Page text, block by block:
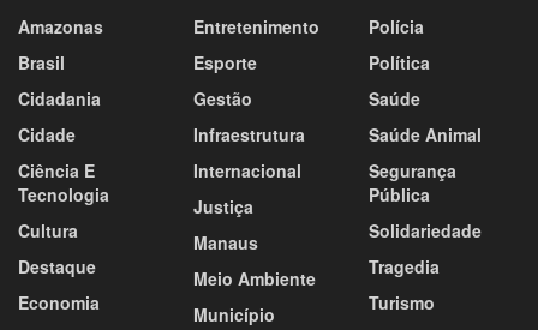
Amazonas
Brasil
Cidadania
Cidade
Ciência E
Tecnologia
Cultura
Destaque
Economia
Entretenimento
Esporte
Gestão
Infraestrutura
Internacional
Justiça
Manaus
Meio Ambiente
Município
Polícia
Política
Saúde
Saúde Animal
Segurança
Pública
Solidariedade
Tragedia
Turismo